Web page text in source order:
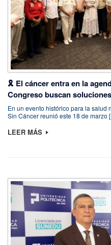
🎗️ El cáncer entra en la
Congreso buscan
En un evento histórico para la salud
Sin Cáncer reunió este 18 de marzo
LEER MÁS